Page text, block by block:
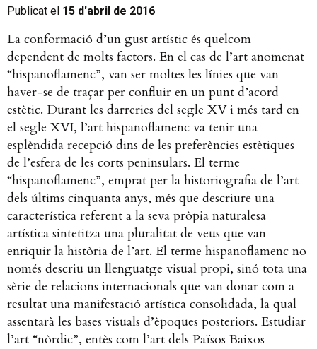
Publicat el 15 d'abril de 2016
La conformació d’un gust artístic és quelcom
dependent de molts factors. En el cas de l’art anomenat
“hispanoflamenc”, van ser moltes les línies que van
haver-se de traçar per confluir en un punt d’acord
estètic. Durant les darreries del segle XV i més tard en
el segle XVI, l’art hispanoflamenc va tenir una
esplèndida recepció dins de les preferències estètiques
de l’esfera de les corts peninsulars. El terme
“hispanoflamenc”, emprat per la historiografia de l’art
dels últims cinquanta anys, més que descriure una
característica referent a la seva pròpia naturalesa
artística sintetitza una pluralitat de veus que van
enriquir la història de l’art. El terme hispanoflamenc no
només descriu un llenguatge visual propi, sinó tota una
sèrie de relacions internacionals que van donar com a
resultat una manifestació artística consolidada, la qual
assentarà les bases visuals d’èpoques posteriors. Estudiar
l’art “nòrdic”, entès com l’art dels Països Baixos